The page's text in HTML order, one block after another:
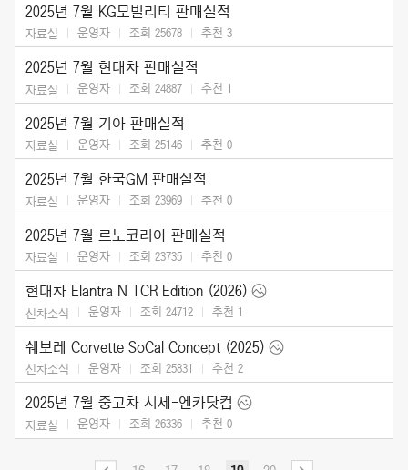
2025년 7월 KG모빌리티 판매실적
자료실 운영자 조회 25678 추천 3
2025년 7월 현대차 판매실적
자료실 운영자 조회 24887 추천 1
2025년 7월 기아 판매실적
자료실 운영자 조회 25146 추천 0
2025년 7월 한국GM 판매실적
자료실 운영자 조회 23969 추천 0
2025년 7월 르노코리아 판매실적
자료실 운영자 조회 23735 추천 0
현대차 Elantra N TCR Edition (2026)
신차소식 운영자 조회 24712 추천 1
쉐보레 Corvette SoCal Concept (2025)
신차소식 운영자 조회 25831 추천 2
2025년 7월 중고차 시세-엔카닷컴
자료실 운영자 조회 26336 추천 0